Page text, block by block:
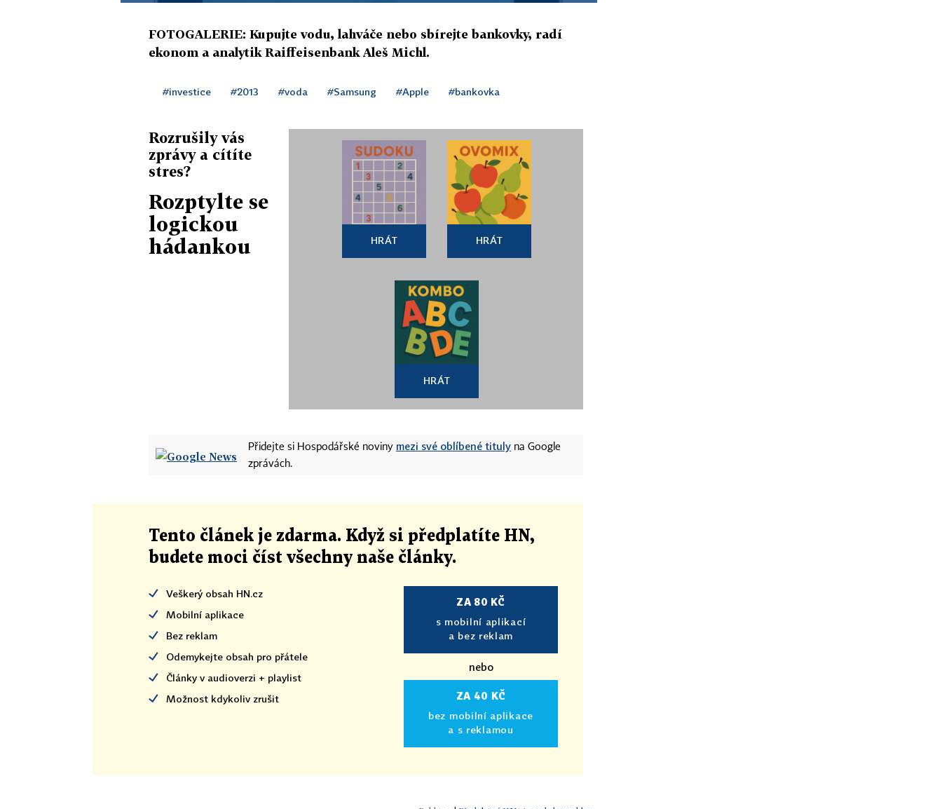
FOTOGALERIE: Kupujte vodu, lahváče nebo sbírejte bankovky, radí
ekonom a analytik Raiffeisenbank Aleš Michl.
#investice #2013 #voda #Samsung #Apple #bankovka
Rozrušily vás
zprávy a cítíte
stres?
Rozptylte se
logickou
hádankou
HRÁT HRÁT
HRÁT
Přidejte si Hospodářské noviny mezi své oblíbené tituly na Google
zprávách.
Tento článek je zdarma. Když si předplatíte HN,
budete moci číst všechny naše články.
Veškerý obsah HN.cz
Mobilní aplikace
Bez reklam
Odemykejte obsah pro přátele
Články v audioverzi + playlist
Možnost kdykoliv zrušit
ZA 80 KČ
s mobilní aplikací
a bez reklam
nebo
ZA 40 KČ
bez mobilní aplikace
a s reklamou